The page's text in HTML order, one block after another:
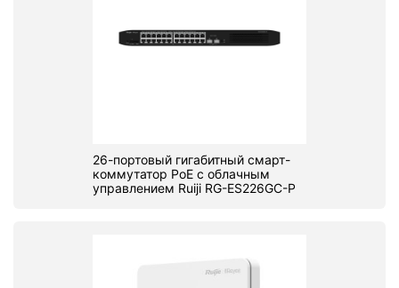
26-портовый гигабитный смарт-
коммутатор PoE с облачным
управлением Ruiji RG-ES226GC-P